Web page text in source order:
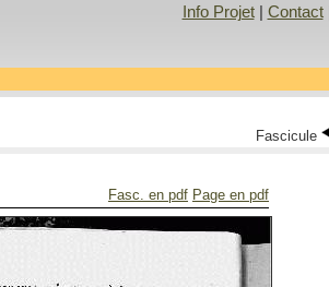
Info Projet| Contact|
Fascicule
Fasc. en pdf Page en pdf